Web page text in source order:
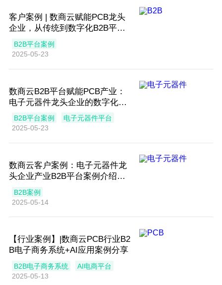
客户案例 | 数商云赋能PCB龙头
企业，从传统到数字化B2B平台
的跃迁之路
B2B平台案例
2025-05-23
数商云B2B平台赋能PCB产业：
电子元器件龙头企业的数字化变
革之路
B2B平台案例
电子元器件平台
2025-05-23
数商云客户案例：电子元器件龙
头企业产业B2B平台案例介绍
——重构产业生态，驱动行业变
革
B2B案例
2025-05-14
【行业案例】|数商云PCB行业B2
B电子商务系统+AI应用案例分享
B2B电子商务系统
AI电商平台
2025-05-13